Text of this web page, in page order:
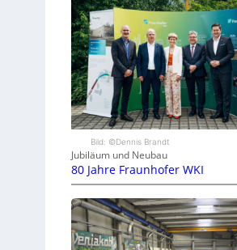
Bild: ©Dennis Brandt
Jubiläum und Neubau
80 Jahre Fraunhofer WKI